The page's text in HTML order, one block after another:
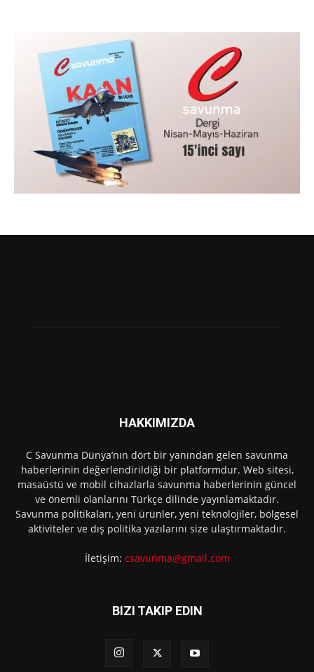
HAKKIMIZDA
C Savunma Dünya’nın dört bir yanından gelen savunma
haberlerinin değerlendirildiği bir platformdur. Web sitesi,
masaüstü ve mobil cihazlarla savunma haberlerinin güncel
ve önemli olanlarını Türkçe dilinde yayınlamaktadır.
Savunma politikaları, yeni ürünler, yeni teknolojiler, bölgesel
aktiviteler ve dış politika yazılarını size ulaştırmaktadır.
İletişim: csavunma@gmail.com
BIZI TAKIP EDIN